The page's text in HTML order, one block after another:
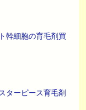
幹細胞の育毛剤買
ターピース育毛剤